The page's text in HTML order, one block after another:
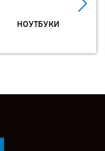
НОУТБУКИ